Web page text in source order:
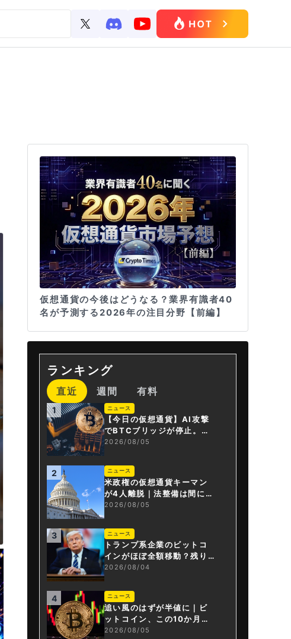
仮想通貨の今後はどうなる？業界有識者40
名が予測する2026年の注目分野【前編】
ランキング
直近 週間 有料
1 ニュース
【今日の仮想通貨】AI攻撃
でBTCブリッジが停止。金
融庁が「暗号資産・ステー
2026/08/05
2 ニュース
米政権の仮想通貨キーマン
が4人離脱｜法整備は間に合
うか
2026/08/05
3 ニュース
トランプ系企業のビットコ
インがほぼ全額移動？残り
は3.43BTCか
2026/08/04
4 ニュース
追い風のはずが半値に｜ビ
ットコイン、この10か月で
何が起きたか
2026/08/05